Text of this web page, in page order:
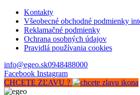
Kontakty
Všeobecné obchodné podmienky
Reklamačné podmienky
Ochrana osobných údajov
Pravidlá používania cookies
info@egeo.sk0948488000
Facebook Instagram
CHCETE ZĽAVU ?